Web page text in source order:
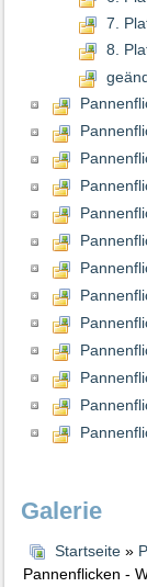
7.
8.
Galerie
Startseite»
Pannenflicken -